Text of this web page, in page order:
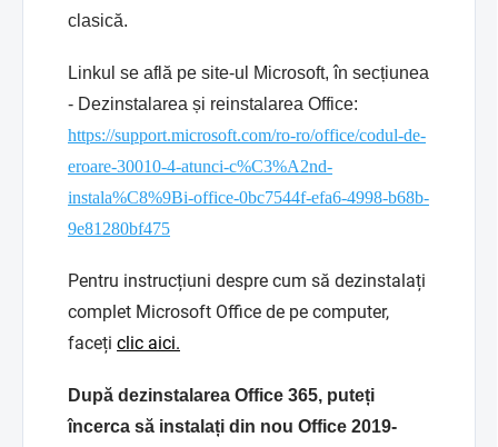
clasică.
Linkul se află pe site-ul Microsoft, în secțiunea
- Dezinstalarea și reinstalarea Office:
https://support.microsoft.com/ro-ro/office/codul-de-
eroare-30010-4-atunci-c%C3%A2nd-
instala%C8%9Bi-office-0bc7544f-efa6-4998-b68b-
9e81280bf475
Pentru instrucțiuni despre cum să dezinstalați
complet Microsoft Office de pe computer,
faceți clic aici.
După dezinstalarea Office 365, puteți
încerca să instalați din nou Office 2019-